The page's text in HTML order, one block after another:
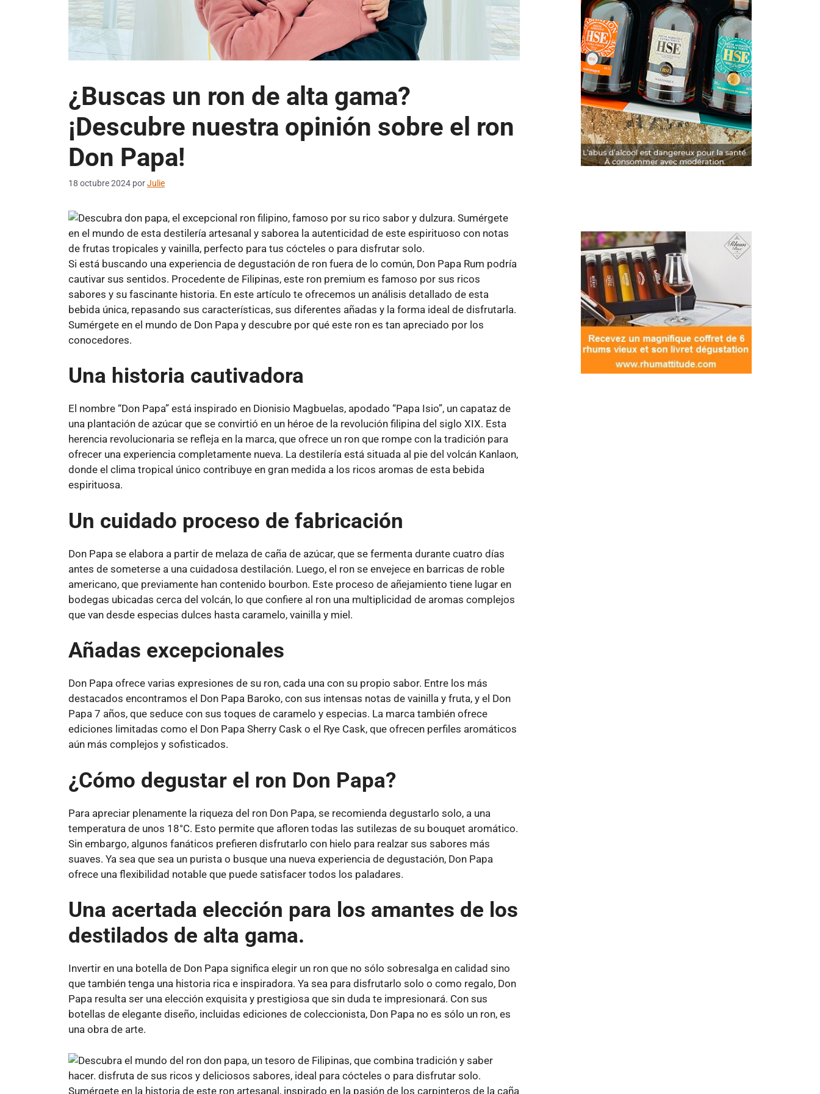
¿Buscas un ron de alta gama?
¡Descubre nuestra opinión sobre el ron
Don Papa!
18 octubre 2024 porJulie
Si está buscando una experiencia de degustación de ron fuera de lo común, Don Papa Rum podría
cautivar sus sentidos. Procedente de Filipinas, este ron premium es famoso por sus ricos
sabores y su fascinante historia. En este artículo te ofrecemos un análisis detallado de esta
bebida única, repasando sus características, sus diferentes añadas y la forma ideal de disfrutarla.
Sumérgete en el mundo de Don Papa y descubre por qué este ron es tan apreciado por los
conocedores.
Una historia cautivadora
El nombre “Don Papa” está inspirado en Dionisio Magbuelas, apodado “Papa Isio”, un capataz de
una plantación de azúcar que se convirtió en un héroe de la revolución filipina del siglo XIX. Esta
herencia revolucionaria se refleja en la marca, que ofrece un ron que rompe con la tradición para
ofrecer una experiencia completamente nueva. La destilería está situada al pie del volcán Kanlaon,
donde el clima tropical único contribuye en gran medida a los ricos aromas de esta bebida
espirituosa.
Un cuidado proceso de fabricación
Don Papa se elabora a partir de melaza de caña de azúcar, que se fermenta durante cuatro días
antes de someterse a una cuidadosa destilación. Luego, el ron se envejece en barricas de roble
americano, que previamente han contenido bourbon. Este proceso de añejamiento tiene lugar en
bodegas ubicadas cerca del volcán, lo que confiere al ron una multiplicidad de aromas complejos
que van desde especias dulces hasta caramelo, vainilla y miel.
Añadas excepcionales
Don Papa ofrece varias expresiones de su ron, cada una con su propio sabor. Entre los más
destacados encontramos el Don Papa Baroko, con sus intensas notas de vainilla y fruta, y el Don
Papa 7 años, que seduce con sus toques de caramelo y especias. La marca también ofrece
ediciones limitadas como el Don Papa Sherry Cask o el Rye Cask, que ofrecen perfiles aromáticos
aún más complejos y sofisticados.
¿Cómo degustar el ron Don Papa?
Para apreciar plenamente la riqueza del ron Don Papa, se recomienda degustarlo solo, a una
temperatura de unos 18°C. Esto permite que afloren todas las sutilezas de su bouquet aromático.
Sin embargo, algunos fanáticos prefieren disfrutarlo con hielo para realzar sus sabores más
suaves. Ya sea que sea un purista o busque una nueva experiencia de degustación, Don Papa
ofrece una flexibilidad notable que puede satisfacer todos los paladares.
Una acertada elección para los amantes de los
destilados de alta gama.
Invertir en una botella de Don Papa significa elegir un ron que no sólo sobresalga en calidad sino
que también tenga una historia rica e inspiradora. Ya sea para disfrutarlo solo o como regalo, Don
Papa resulta ser una elección exquisita y prestigiosa que sin duda te impresionará. Con sus
botellas de elegante diseño, incluidas ediciones de coleccionista, Don Papa no es sólo un ron, es
una obra de arte.